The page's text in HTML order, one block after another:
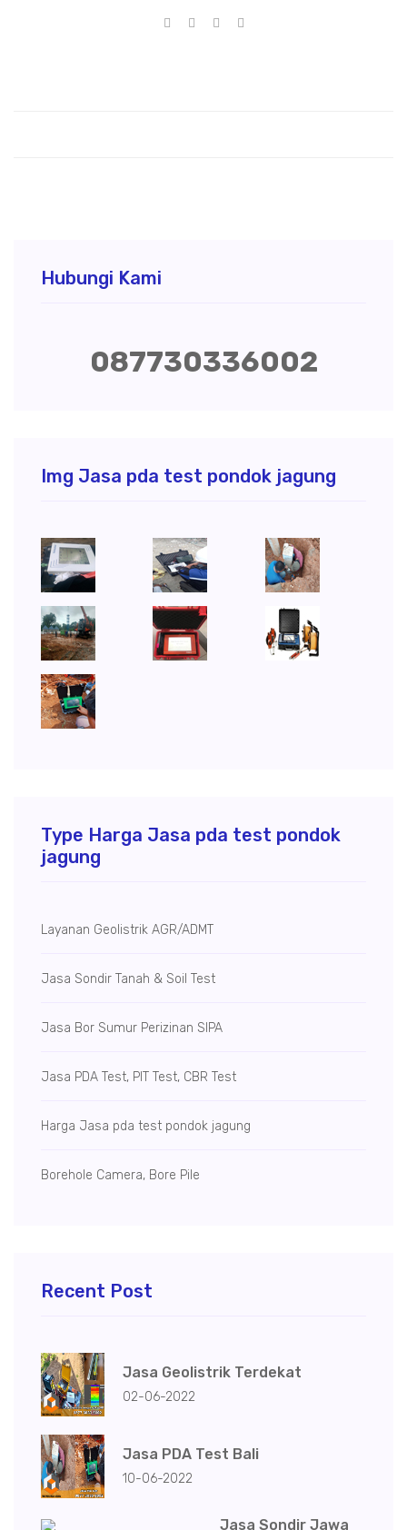
Hubungi Kami
087730336002
Img Jasa pda test pondok jagung
Type Harga Jasa pda test pondok
jagung
Layanan Geolistrik AGR/ADMT
Jasa Sondir Tanah & Soil Test
Jasa Bor Sumur Perizinan SIPA
Jasa PDA Test, PIT Test, CBR Test
Harga Jasa pda test pondok jagung
Borehole Camera, Bore Pile
Recent Post
Jasa Geolistrik Terdekat
02-06-2022
Jasa PDA Test Bali
10-06-2022
Jasa Sondir Jawa